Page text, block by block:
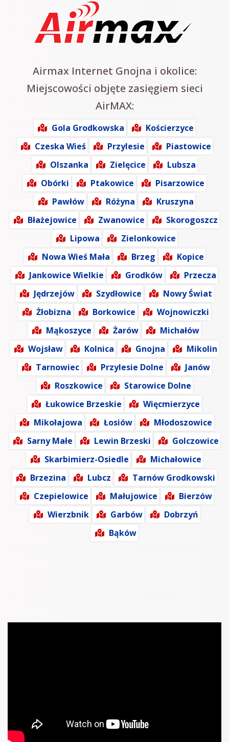
Airmax Internet Gnojna i okolice:
Miejscowości objęte zasięgiem sieci
AirMAX:
Gola Grodkowska
Kościerzyce
Czeska Wieś
Przylesie
Piastowice
Olszanka
Zielęcice
Lubsza
Obórki
Ptakowice
Pisarzowice
Pawłów
Różyna
Kruszyna
Błażejowice
Zwanowice
Skorogoszcz
Lipowa
Zielonkowice
Nowa Wieś Mała
Brzeg
Kopice
Jankowice Wielkie
Grodków
Przecza
Jędrzejów
Szydłowice
Nowy Świat
Żłobizna
Borkowice
Wojnowiczki
Mąkoszyce
Żarów
Michałów
Wojsław
Kolnica Gnojna
Mikolin
Tarnowiec
Przylesie Dolne
Janów
Roszkowice
Starowice Dolne
Łukowice Brzeskie
Więcmierzyce
Mikołajowa
Łosiów
Młodoszowice
Sarny Małe
Lewin Brzeski
Golczowice
Skarbimierz-Osiedle
Michałowice
Brzezina
Lubcz
Tarnów Grodkowski
Czepielowice
Małujowice
Bierzów
Wierzbnik
Garbów
Dobrzyń
Bąków